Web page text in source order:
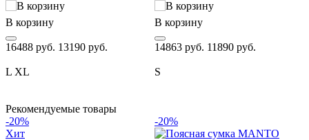
В корзину
16488 руб. 13190 руб.
L XL
В корзину
14863 руб. 11890 руб.
S
Рекомендуемые товары
-20%
Хит
-20%